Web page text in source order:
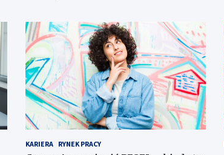
KARIERA RYNEK PRACY